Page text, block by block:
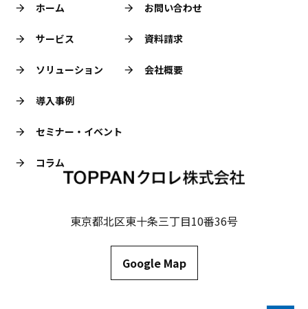
東京都北区東十条三丁目10番36号
Google Map
ホーム
サービス
ソリューション
導入事例
セミナー・イベント
コラム
お問い合わせ
資料請求
会社概要